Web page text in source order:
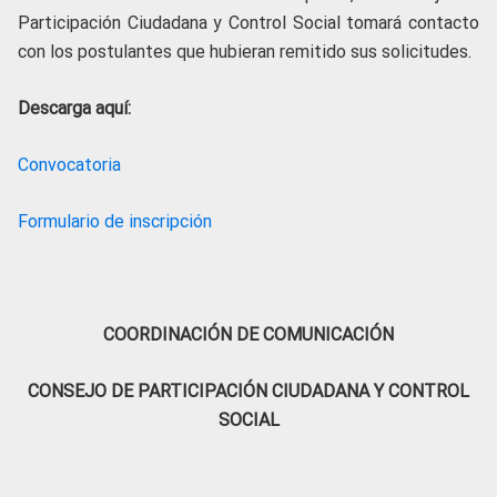
Participación Ciudadana y Control Social tomará contacto
con los postulantes que hubieran remitido sus solicitudes.
Descarga aquí:
Convocatoria
Formulario de inscripción
COORDINACIÓN DE COMUNICACIÓN
CONSEJO DE PARTICIPACIÓN CIUDADANA Y CONTROL
SOCIAL